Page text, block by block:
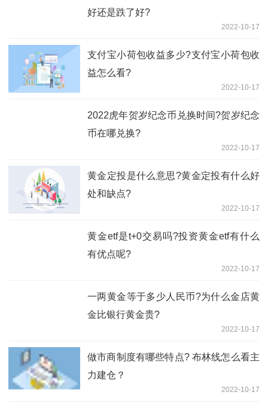
好还是跌了好?
2022-10-17
支付宝小荷包收益多少?支付宝小荷包收
益怎么看?
2022-10-17
2022虎年贺岁纪念币兑换时间?贺岁纪念
币在哪兑换?
2022-10-17
黄金定投是什么意思?黄金定投有什么好
处和缺点?
2022-10-17
黄金etf是t+0交易吗?投资黄金etf有什么
有优点呢?
2022-10-17
一两黄金等于多少人民币?为什么金店黄
金比银行黄金贵?
2022-10-17
做市商制度有哪些特点? 布林线怎么看主
力建仓？
2022-10-17